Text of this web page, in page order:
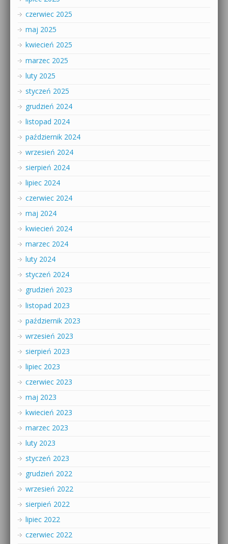
czerwiec 2025
maj 2025
kwiecień 2025
marzec 2025
luty 2025
styczeń 2025
grudzień 2024
listopad 2024
październik 2024
wrzesień 2024
sierpień 2024
lipiec 2024
czerwiec 2024
maj 2024
kwiecień 2024
marzec 2024
luty 2024
styczeń 2024
grudzień 2023
listopad 2023
październik 2023
wrzesień 2023
sierpień 2023
lipiec 2023
czerwiec 2023
maj 2023
kwiecień 2023
marzec 2023
luty 2023
styczeń 2023
grudzień 2022
wrzesień 2022
sierpień 2022
lipiec 2022
czerwiec 2022